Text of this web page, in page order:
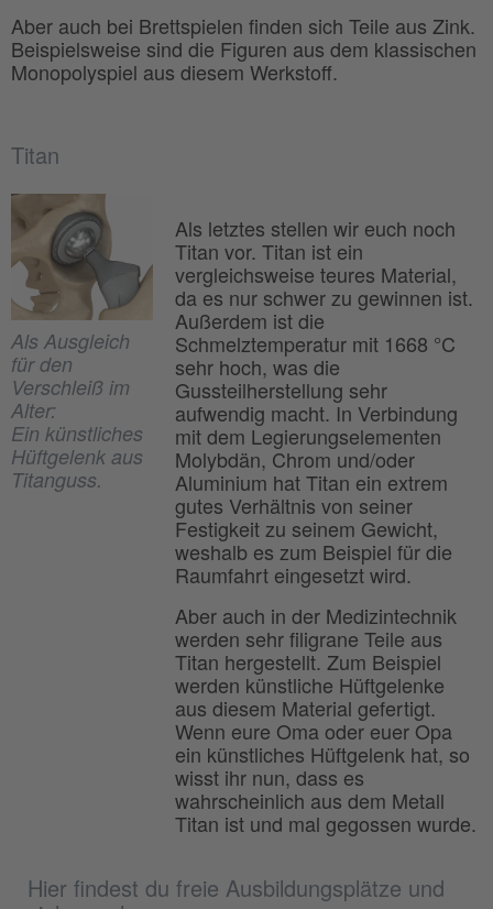
Hier findest du freie Ausbildungsplätze und
Aber auch bei Brettspielen finden sich Teile aus Zink.
Beispielsweise sind die Figuren aus dem klassischen
Monopolyspiel aus diesem Werkstoff.
Titan
Als Ausgleich
für den
Verschleiß im
Alter:
Ein künstliches
Hüftgelenk aus
Titanguss.
Als letztes stellen wir euch noch
Titan vor. Titan ist ein
vergleichsweise teures Material,
da es nur schwer zu gewinnen ist.
Außerdem ist die
Schmelztemperatur mit 1668 °C
sehr hoch, was die
Gussteilherstellung sehr
aufwendig macht. In Verbindung
mit dem Legierungselementen
Molybdän, Chrom und/oder
Aluminium hat Titan ein extrem
gutes Verhältnis von seiner
Festigkeit zu seinem Gewicht,
weshalb es zum Beispiel für die
Raumfahrt eingesetzt wird.
Aber auch in der Medizintechnik
werden sehr filigrane Teile aus
Titan hergestellt. Zum Beispiel
werden künstliche Hüftgelenke
aus diesem Material gefertigt.
Wenn eure Oma oder euer Opa
ein künstliches Hüftgelenk hat, so
wisst ihr nun, dass es
wahrscheinlich aus dem Metall
Titan ist und mal gegossen wurde.